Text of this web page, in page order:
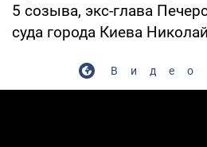
5 созыва, экс-глава
суда города Киева